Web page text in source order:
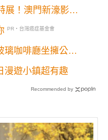
展！澳門新濠影滙
PR・台灣癌症基金會
璃咖啡廳坐擁公園
漫遊小鎮超有趣
Recommended by